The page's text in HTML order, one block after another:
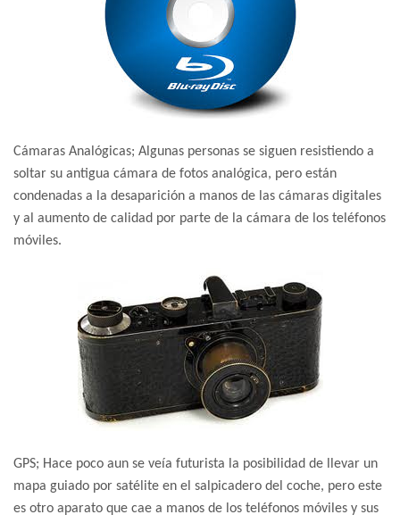
Cámaras Analógicas; Algunas personas se siguen resistiendo a
soltar su antigua cámara de fotos analógica, pero están
condenadas a la desaparición a manos de las cámaras digitales
y al aumento de calidad por parte de la cámara de los teléfonos
móviles.
GPS; Hace poco aun se veía futurista la posibilidad de llevar un
mapa guiado por satélite en el salpicadero del coche, pero este
es otro aparato que cae a manos de los teléfonos móviles y sus